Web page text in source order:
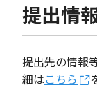
提出情
提出先の情報
細はこちら